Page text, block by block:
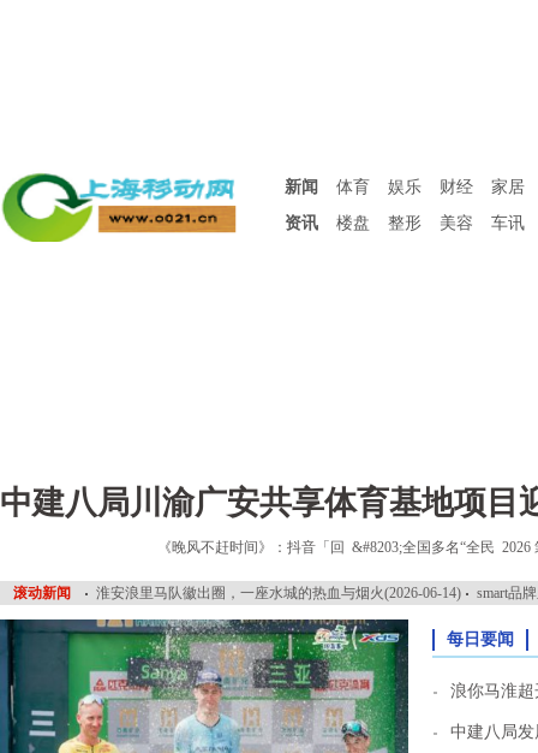
新闻 体育 娱乐 财经
家居
资讯
楼盘 整形 美容 车讯
中建八局川渝广安共享体育基地项目
《晚风不赶时间》：抖音「回 &#8203;全国多名“全民 2026
滚动新闻 淮安浪里马队徽出圈，一座水城的热血与烟火(2026-06-14) smart品
每日要闻
浪你马淮
中建八局